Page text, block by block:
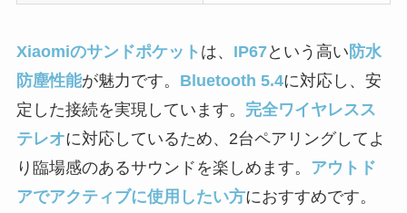
Xiaomiのサンドポケット は、 IP67という高い 防水
防塵性能が魅力です。 Bluetooth 5.4に対応し、安
定した接続を実現しています。 完全ワイヤレスス
テレオに対応しているため、2台ペアリングしてよ
り臨場感のあるサウンドを楽しめます。 アウトド
アでアクティブに使用したい方におすすめです。